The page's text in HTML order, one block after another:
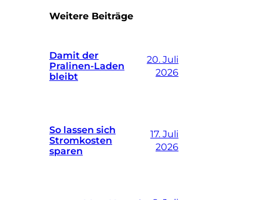
Weitere Beiträge
Damit der
Pralinen-Laden
bleibt
20. Juli
2026
So lassen sich
Stromkosten
sparen
17. Juli
2026